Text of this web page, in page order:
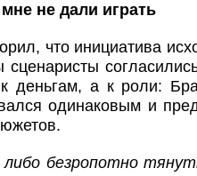
не дали играть
что инициатива
деньгам, а к роли:
одинаковым и
либо безропотно